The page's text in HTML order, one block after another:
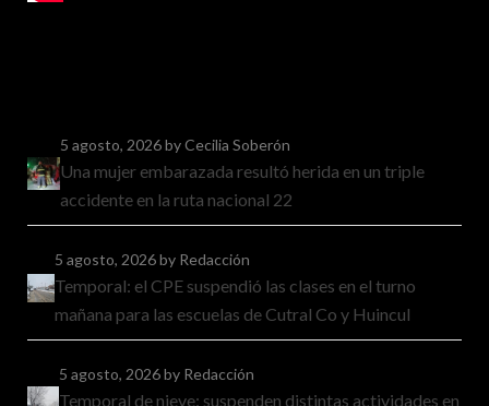
5 agosto, 2026by Cecilia Soberón
Una mujer embarazada resultó herida en un triple
accidente en la ruta nacional 22
5 agosto, 2026by Redacción
Temporal: el CPE suspendió las clases en el turno
mañana para las escuelas de Cutral Co y Huincul
5 agosto, 2026by Redacción
Temporal de nieve: suspenden distintas actividades en